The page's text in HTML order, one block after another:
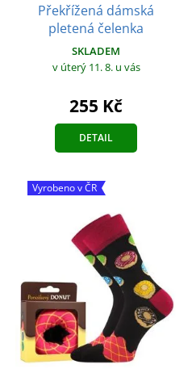
Překřížená dámská
pletená čelenka
SKLADEM
v úterý 11. 8. u vás
255 Kč
DETAIL
Vyrobeno v ČR